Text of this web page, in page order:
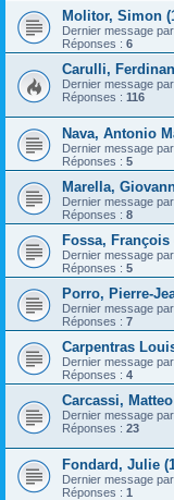
Molitor, Simon
Dernier message par
Réponses : 6
Carulli,
Dernier message par
Réponses : 116
Nava, Antonio
Dernier message par
Réponses : 5
Marella,
Dernier message par
Réponses : 8
Fossa, François
Dernier message par
Réponses : 5
Porro, Pierre-
Dernier message par
Réponses : 7
Carpentras
Dernier message par
Réponses : 4
Carcassi,
Dernier message par
Réponses : 23
Fondard, Julie
Dernier message par
Réponses : 1